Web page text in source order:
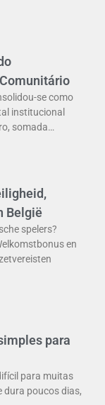
se como
institucional
somada…
België
spelers?
en
para
para muitas
dura poucos dias,